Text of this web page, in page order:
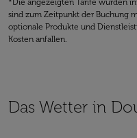
*Die angezeigten Tarife wurden
sind zum Zeitpunkt der Buchung
optionale Produkte und
Kosten anfallen.
Das Wetter in